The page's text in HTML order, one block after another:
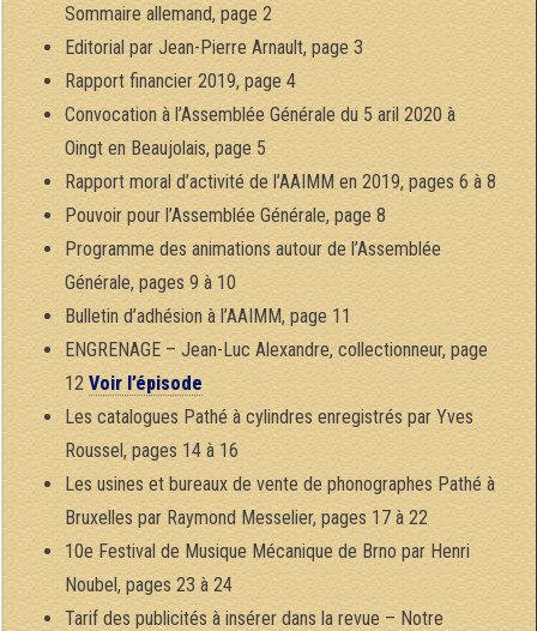
Sommaire allemand, page 2
Editorial par Jean-Pierre Arnault, page 3
Rapport financier 2019, page 4
Convocation à l’Assemblée Générale du 5 aril 2020 à
Oingt en Beaujolais, page 5
Rapport moral d’activité de l’AAIMM en 2019, pages 6 à 8
Pouvoir pour l’Assemblée Générale, page 8
Programme des animations autour de l’Assemblée
Générale, pages 9 à 10
Bulletin d’adhésion à l’AAIMM, page 11
ENGRENAGE – Jean-Luc Alexandre, collectionneur, page
12 Voir l’épisode
Les catalogues Pathé à cylindres enregistrés par Yves
Roussel, pages 14 à 16
Les usines et bureaux de vente de phonographes Pathé à
Bruxelles par Raymond Messelier, pages 17 à 22
10e Festival de Musique Mécanique de Brno par Henri
Noubel, pages 23 à 24
Tarif des publicités à insérer dans la revue – Notre